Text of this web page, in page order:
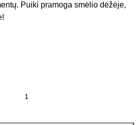
Puiki pramoga smėlio dėžėje,